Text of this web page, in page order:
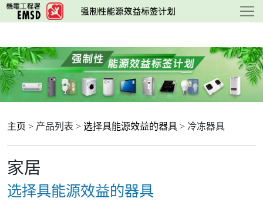
跳
至
要
内
容
主页 > 产品列表 > 选择具能源效益的器具 > 冷冻器具
家居
选择具能源效益的器具